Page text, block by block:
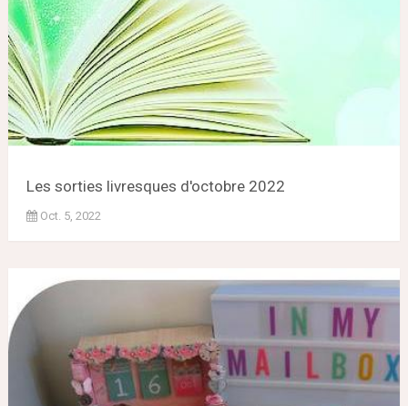
Les sorties livresques d'octobre 2022
Oct. 5, 2022